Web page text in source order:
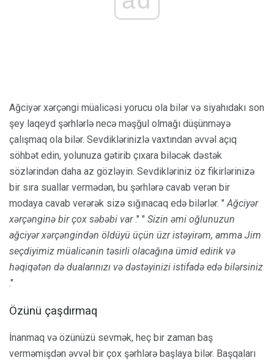
Ağciyər xərçəngi müalicəsi yorucu ola bilər və siyahıdakı son
şey laqeyd şərhlərlə necə məşğul olmağı düşünməyə
çalışmaq ola bilər. Sevdiklərinizlə vaxtından əvvəl açıq
söhbət edin, yolunuza gətirib çıxara biləcək dəstək
sözlərindən daha az gözləyin. Sevdikləriniz öz fikirlərinizə
bir sıra suallar vermədən, bu şərhlərə cavab verən bir
modaya cavab verərək sizə sığınacaq edə bilərlər. "Ağciyər
xərçənginə bir çox səbəbi var." " Sizin əmi oğlunuzun
ağciyər xərçəngindən öldüyü üçün üzr istəyirəm, amma Jim
seçdiyimiz müalicənin təsirli olacağına ümid edirik və
həqiqətən də dualarınızı və dəstəyinizi istifadə edə bilərsiniz
."
Özünü çaşdırmaq
İnanmaq və özünüzü sevmək, heç bir zaman baş
verməmişdən əvvəl bir çox şərhlərə başlaya bilər. Başqaları